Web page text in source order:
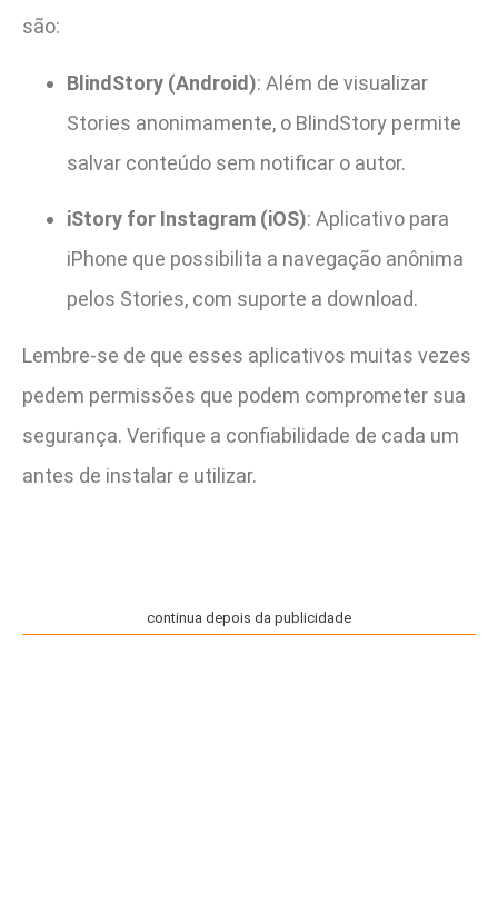
são:
BlindStory (Android): Além de visualizar
Stories anonimamente, o BlindStory permite
salvar conteúdo sem notificar o autor.
iStory for Instagram (iOS): Aplicativo para
iPhone que possibilita a navegação anônima
pelos Stories, com suporte a download.
Lembre-se de que esses aplicativos muitas vezes
pedem permissões que podem comprometer sua
segurança. Verifique a confiabilidade de cada um
antes de instalar e utilizar.
continua depois da publicidade